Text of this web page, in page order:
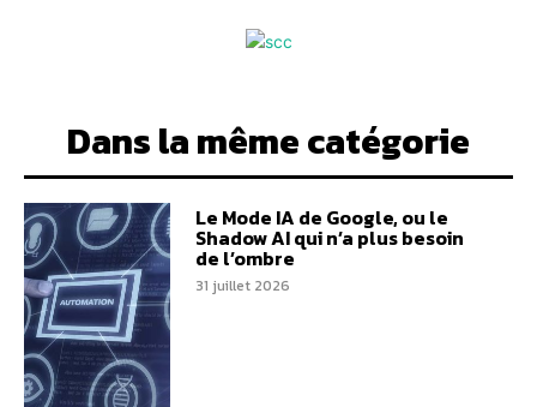
Dans la même catégorie
Le Mode IA de Google, ou le
Shadow AI qui n’a plus besoin
de l’ombre
31 juillet 2026